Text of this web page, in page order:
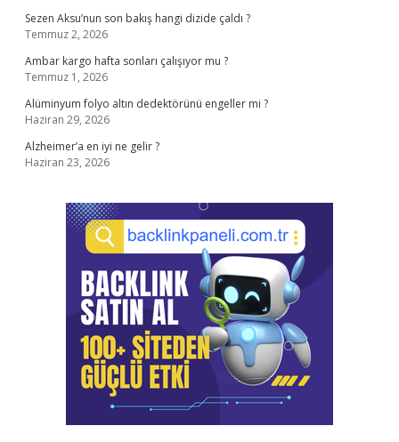
Sezen Aksu’nun son bakış hangi dizide çaldı ?
Temmuz 2, 2026
Ambar kargo hafta sonları çalışıyor mu ?
Temmuz 1, 2026
Alüminyum folyo altın dedektörünü engeller mi ?
Haziran 29, 2026
Alzheimer’a en iyi ne gelir ?
Haziran 23, 2026